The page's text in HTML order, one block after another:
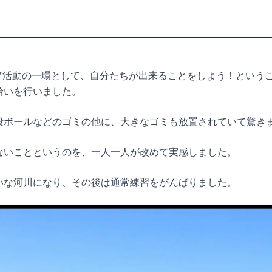
動の一環として、自分たちが出来ることをしよう！という
を行いました。
ールなどのゴミの他に、大きなゴミも放置されていて驚き
ことというのを、一人一人が改めて実感しました。
河川になり、その後は通常練習をがんばりました。